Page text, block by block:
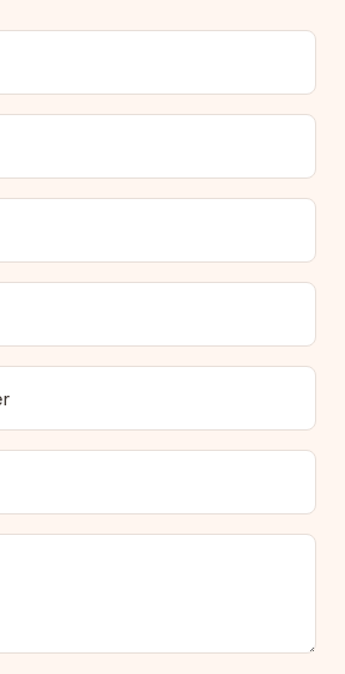
denne dejlige overraskelse.
ikke en gaveindpakningstjeneste til
vores gaver i en festlig
at din gave er klar til at blive givet,
og
en bestemt leveringsdato.
og hvornår modtager jeg min
gavens produktside. Du kan stole på,
din gave på denne dag.
kan jeg vælge?
(endnu) muligt at vælge en
gave, du vil bestille, sendes enten som
levering. Vil du gerne vide
sendes på? Kontakt venligst vores